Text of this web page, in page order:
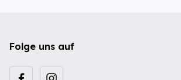
Folge uns auf